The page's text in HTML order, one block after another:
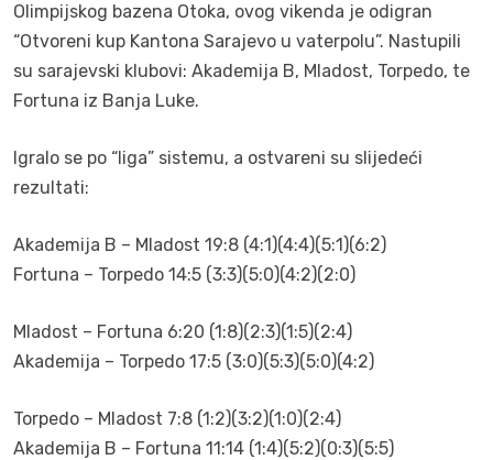
Olimpijskog bazena Otoka, ovog vikenda je odigran
“Otvoreni kup Kantona Sarajevo u vaterpolu”. Nastupili
su sarajevski klubovi: Akademija B, Mladost, Torpedo, te
Fortuna iz Banja Luke.
Igralo se po “liga” sistemu, a ostvareni su slijedeći
rezultati:
Akademija B – Mladost 19:8 (4:1)(4:4)(5:1)(6:2)
Fortuna – Torpedo 14:5 (3:3)(5:0)(4:2)(2:0)
Mladost – Fortuna 6:20 (1:8)(2:3)(1:5)(2:4)
Akademija – Torpedo 17:5 (3:0)(5:3)(5:0)(4:2)
Torpedo – Mladost 7:8 (1:2)(3:2)(1:0)(2:4)
Akademija B – Fortuna 11:14 (1:4)(5:2)(0:3)(5:5)